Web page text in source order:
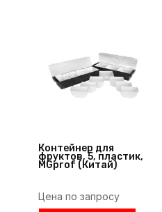
Контейнер для
фруктов, 5, пластик,
MGprof (Китай)
Цена по запросу